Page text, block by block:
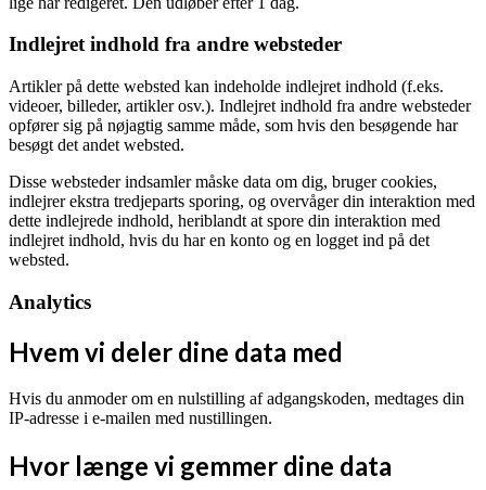
Indlejret indhold fra andre websteder
Artikler på dette websted kan indeholde indlejret indhold (f.eks.
videoer, billeder, artikler osv.). Indlejret indhold fra andre websteder
opfører sig på nøjagtig samme måde, som hvis den besøgende har
besøgt det andet websted.
Disse websteder indsamler måske data om dig, bruger cookies,
indlejrer ekstra tredjeparts sporing, og overvåger din interaktion med
dette indlejrede indhold, heriblandt at spore din interaktion med
indlejret indhold, hvis du har en konto og en logget ind på det
websted.
Analytics
Hvem vi deler dine data med
Hvis du anmoder om en nulstilling af adgangskoden, medtages din
IP-adresse i e-mailen med nustillingen.
Hvor længe vi gemmer dine data